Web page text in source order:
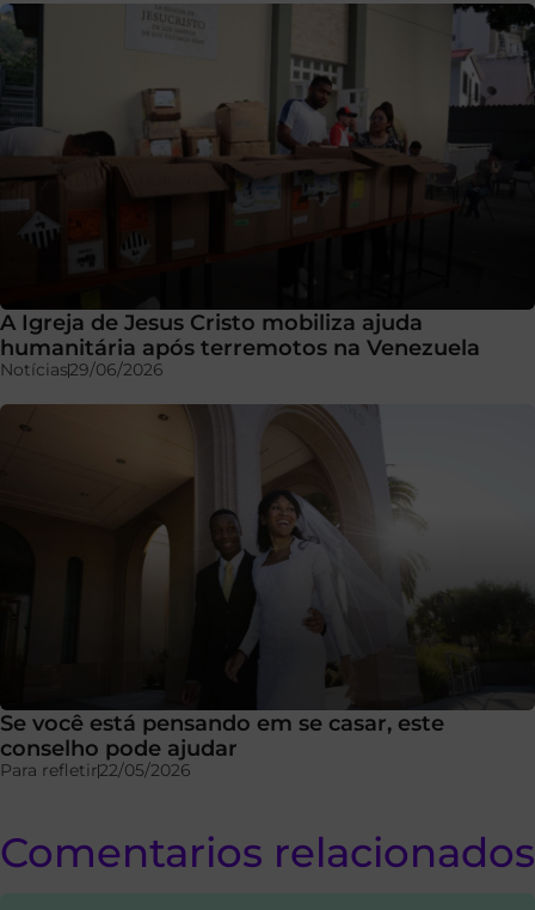
A Igreja de Jesus Cristo mobiliza ajuda
humanitária após terremotos na Venezuela
Notícias29/06/2026
Se você está pensando em se casar, este
conselho pode ajudar
Para refletir22/05/2026
Comentarios relacionados